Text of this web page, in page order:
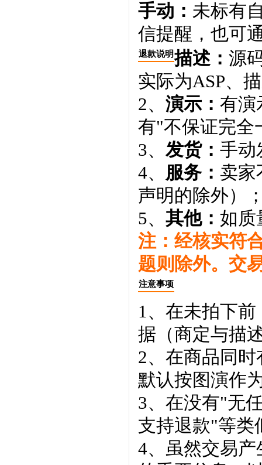
手动： 未标有
信提醒，也可
退款说明描述： 源
实际为ASP、
2、 演示： 有演
有"不保证完全
3、 发货： 手动
4、 服务： 卖家
声明的除外）
5、 其他： 如质
注：经核实符
题则除外。交
注意事项
1、在未拍下
据（商定与描
2、在商品同
默认按图演作
3、在没有"无
支持退款"等类
4、虽然交易